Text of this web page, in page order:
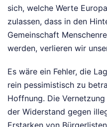
sich, welche Werte
zulassen, dass in den
Gemeinschaft
werden, verlieren wir
Es wäre ein Fehler, die
rein pessimistisch zu
Hoffnung. Die
der Widerstand gegen
Erstarken von